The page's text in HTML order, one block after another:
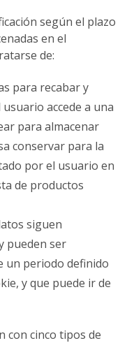
según el plazo
en el
de:
para recabar y
accede a una
para almacenar
conservar para la
por el usuario en
de productos
siguen
pueden ser
un periodo definido
y que puede ir de
con cinco tipos de